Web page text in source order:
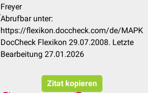
Freyer
Abrufbar unter:
https://flexikon.doccheck.com/de/MAPK
DocCheck Flexikon 29.07.2008. Letzte
Bearbeitung 27.01.2026
Zitat kopieren